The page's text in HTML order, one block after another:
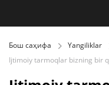
Бош саҳифа
Yangiliklar
Ijtimoiy tarmoqlar bizning bir